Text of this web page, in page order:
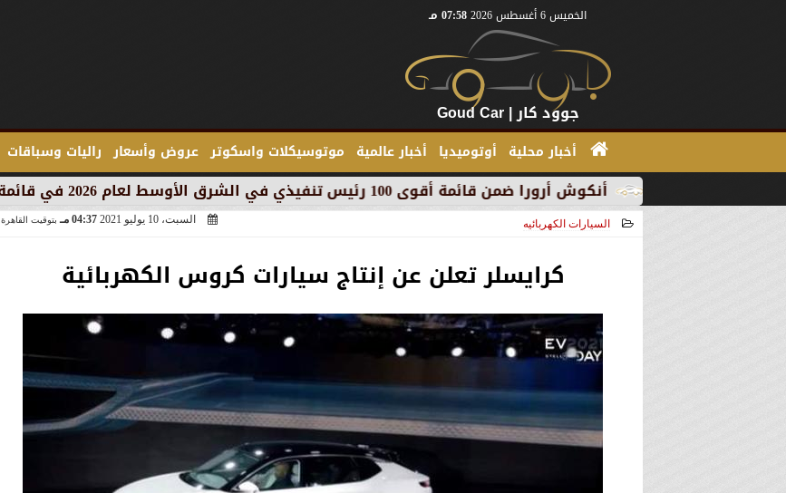
الخميس 6 أغسطس 2026 07:58 مـ
جوود كار | Goud Car
أخبار محلية أوتوميديا أخبار عالمية موتوسيكلات واسكوتر عروض وأسعار راليات وسباقات
أنكوش أرورا ضمن قائمة أقوى 100 رئيس تنفيذي في الشرق الأوسط لعام 2026 في قائمة فوربس الشرق الأوسط
السيارات الكهربائيه السبت، 10 يوليو 2021 04:37 مـ بتوقيت القاهرة
كرايسلر تعلن عن إنتاج سيارات كروس الكهربائية